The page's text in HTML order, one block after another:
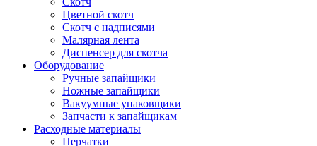
Цветной скотч
Скотч с надписями
Малярная лента
Диспенсер для скотча
Оборудование
Ручные запайщики
Ножные запайщики
Вакуумные упаковщики
Запчасти к запайщикам
Расходные материалы
Перчатки